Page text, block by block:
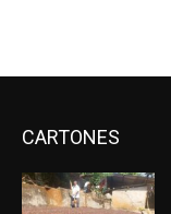
CARTONES